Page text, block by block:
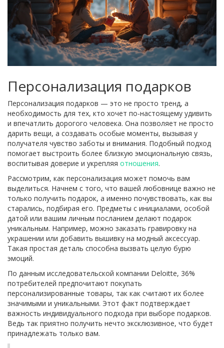
Персонализация подарков
Персонализация подарков — это не просто тренд, а
необходимость для тех, кто хочет по-настоящему удивить
и впечатлить дорогого человека. Она позволяет не просто
дарить вещи, а создавать особые моменты, вызывая у
получателя чувство заботы и внимания. Подобный подход
помогает выстроить более близкую эмоциональную связь,
воспитывая доверие и укрепляя отношения.
Рассмотрим, как персонализация может помочь вам
выделиться. Начнем с того, что вашей любовнице важно не
только получить подарок, а именно почувствовать, как вы
старались, подбирая его. Предметы с инициалами, особой
датой или вашим личным посланием делают подарок
уникальным. Например, можно заказать гравировку на
украшении или добавить вышивку на модный аксессуар.
Такая простая деталь способна вызвать целую бурю
эмоций.
По данным исследовательской компании Deloitte, 36%
потребителей предпочитают покупать
персонализированные товары, так как считают их более
значимыми и уникальными. Этот факт подтверждает
важность индивидуального подхода при выборе подарков.
Ведь так приятно получить нечто эксклюзивное, что будет
принадлежать только вам.